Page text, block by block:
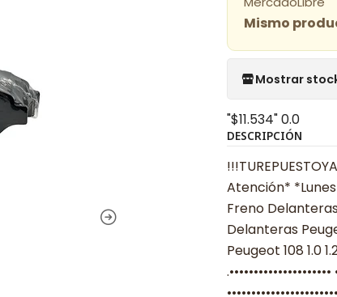
Mismo
Mostrar
"$11.534"0.0
DESCRIPCIÓN
Atención*
Freno
Delanteras
Peugeot 108 1.0 1.2